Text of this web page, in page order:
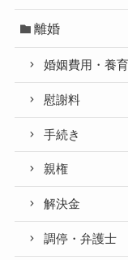
離婚
婚姻費用・養
慰謝料
手続き
親権
解決金
調停・弁護士